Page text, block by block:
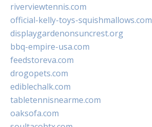
riverviewtennis.com
official-kelly-toys-squishmallows.com
displaygardenonsuncrest.org
bbq-empire-usa.com
feedstoreva.com
drogopets.com
ediblechalk.com
tabletennisnearme.com
oaksofa.com